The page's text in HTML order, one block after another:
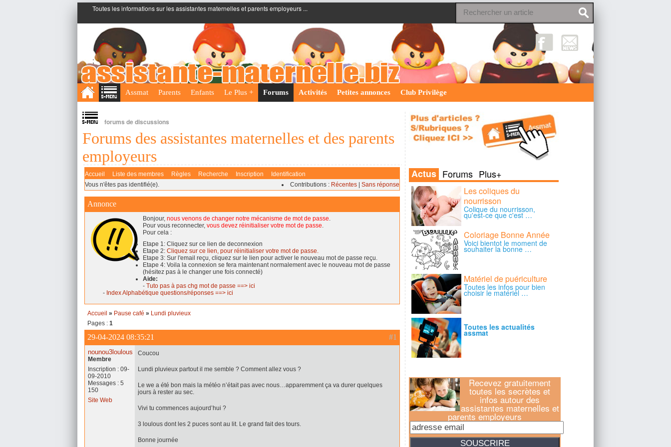
Toutes les informations sur les assistantes maternelles et parents employeurs ...
;
Assmat Parents Enfants Le Plus + Forums Activités Petites annonces Club Privilège
forums de discussions
Forums des assistantes maternelles et des parents
employeurs
Accueil Liste des membres Règles Recherche Inscription
Identification
Vous n'êtes pas identifié(e).
Contributions : Récentes Sans réponse
Annonce
Bonjour, nous venons de changer notre mécanisme de mot de passe.
Pour vous reconnecter, vous devez réinitialiser votre mot de passe.
Pour cela :
Etape 1: Cliquez sur ce lien de deconnexion
Etape 2: Cliquez sur ce lien, pour réinitialiser votre mot de passe.
Etape 3: Sur l'email reçu, cliquez sur le lien pour activer le nouveau mot de passe reçu.
Etape 4: Voila la connexion se fera maintenant normalement avec le nouveau mot de passe
(hésitez pas à le changer une fois connecté)
Aide:
- Tuto pas à pas chg mot de passe ==> ici
- Index Alphabétique questions/réponses ==> ici
Accueil » Pause café » Lundi pluvieux
Pages : 1
#1
29-04-2024 08:35:21
nounou3loulous
Membre
Inscription : 09-
09-2010
Messages : 5
150
Site Web
Coucou
Lundi pluvieux partout il me semble ? Comment allez vous ?
Le we a été bon mais la météo n’était pas avec nous…apparemment ça va durer quelques
jours à rester au sec.
Vivi tu commences aujourd’hui ?
3 loulous dont les 2 puces sont au lit. Le grand fait des tours.
Bonne journée
Recevez gratuitement
toutes les secrètes et
infos autour des
assistantes maternelles et
parents employeurs